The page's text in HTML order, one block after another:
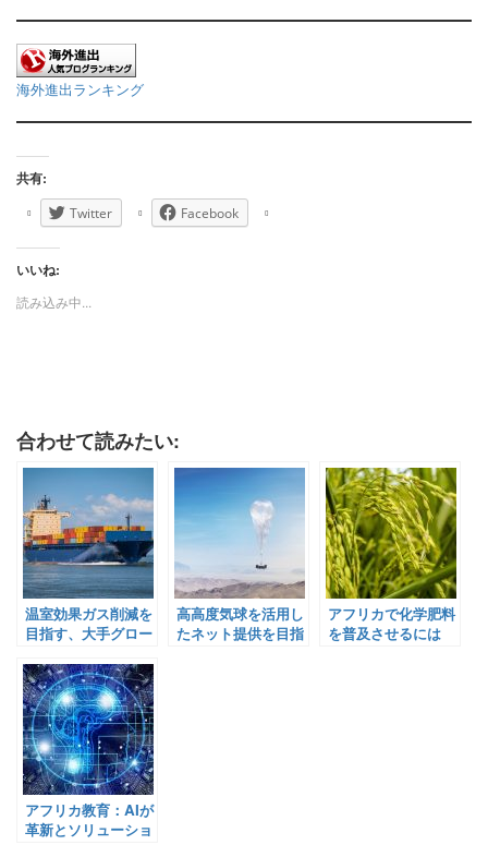
海外進出ランキング
共有:
Twitter Facebook
いいね:
読み込み中...
合わせて読みたい:
温室効果ガス削減を
目指す、大手グロー
諸国による燃料の脱
炭素化に向けた取り
組み【Pick-Up! ア
フリカ Vol. 249：
2021年12月30日配
信】
高高度気球を活用し
たネット提供を目指
アフリカで化学肥料
を普及させるには
アフリカ教育：AIが
革新とソリューショ